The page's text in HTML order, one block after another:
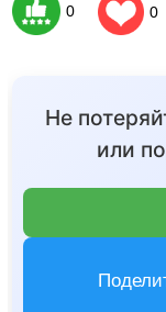
0 0
Не
или